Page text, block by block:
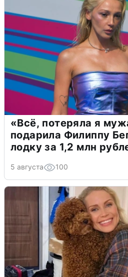
«Всё, потеряла я
подарила Филиппу
лодку за 1,2 млн
5 августа 100